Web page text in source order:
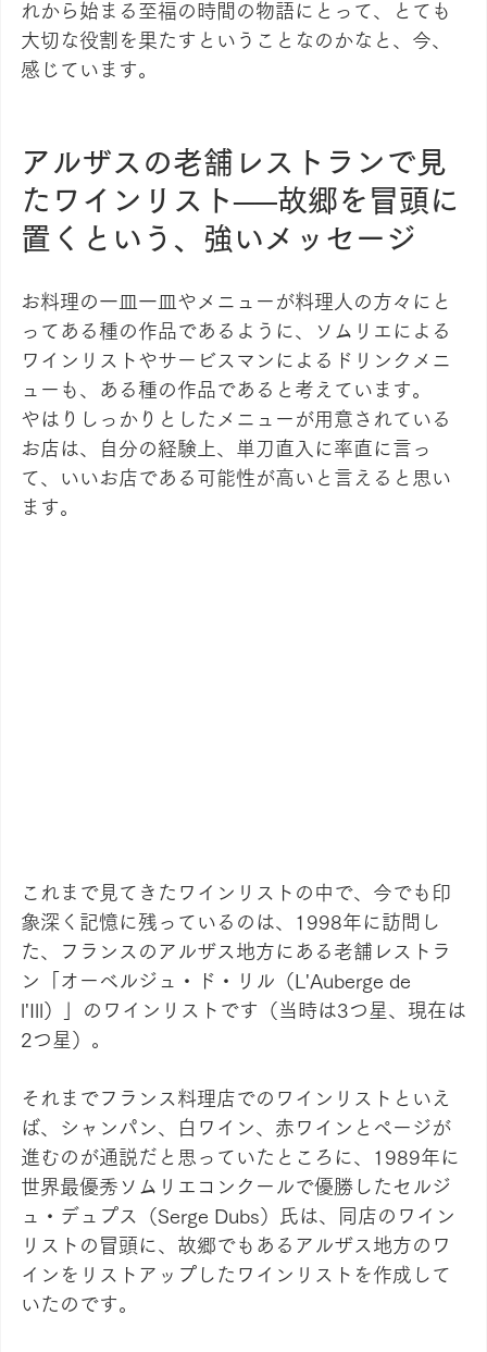
れから始まる至福の時間の物語にとって、とても
大切な役割を果たすということなのかなと、今、
感じています。
アルザスの老舗レストランで見
たワインリスト──故郷を冒頭に
置くという、強いメッセージ
お料理の一皿一皿やメニューが料理人の方々にと
ってある種の作品であるように、ソムリエによる
ワインリストやサービスマンによるドリンクメニ
ューも、ある種の作品であると考えています。
やはりしっかりとしたメニューが用意されている
お店は、自分の経験上、単刀直入に率直に言っ
て、いいお店である可能性が高いと言えると思い
ます。
これまで見てきたワインリストの中で、今でも印
象深く記憶に残っているのは、1998年に訪問し
た、フランスのアルザス地方にある老舗レストラ
ン「オーベルジュ・ド・リル（L'Auberge de
l'Ill）」のワインリストです（当時は3つ星、現在は
2つ星）。
それまでフランス料理店でのワインリストといえ
ば、シャンパン、白ワイン、赤ワインとページが
進むのが通説だと思っていたところに、1989年に
世界最優秀ソムリエコンクールで優勝したセルジ
ュ・デュプス（Serge Dubs）氏は、同店のワイン
リストの冒頭に、故郷でもあるアルザス地方のワ
インをリストアップしたワインリストを作成して
いたのです。